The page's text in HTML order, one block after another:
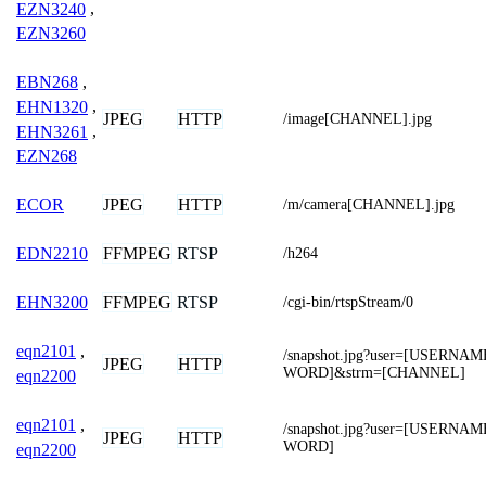
EZN3240 ,
EZN3260
EBN268 ,
EHN1320 ,
EHN3261 ,
EZN268
JPEG HTTP /image[CHANNEL].jpg
ECOR JPEG HTTP /m/camera[CHANNEL].jpg
EDN2210 FFMPEG RTSP /h264
EHN3200 FFMPEG RTSP /cgi-bin/rtspStream/0
eqn2101 ,
eqn2200
JPEG HTTP
/
WORD]&strm=[CHANNEL]
eqn2101 ,
eqn2200
JPEG HTTP
/
WORD]